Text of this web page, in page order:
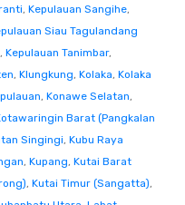
, Kepulauan Sangihe,
Siau Tagulandang
, Kepulauan Tanimbar,
, Klungkung, Kolaka, Kolaka
, Konawe Selatan,
Barat (Pangkalan
Singingi, Kubu Raya
, Kupang, Kutai Barat
, Kutai Timur (Sangatta),